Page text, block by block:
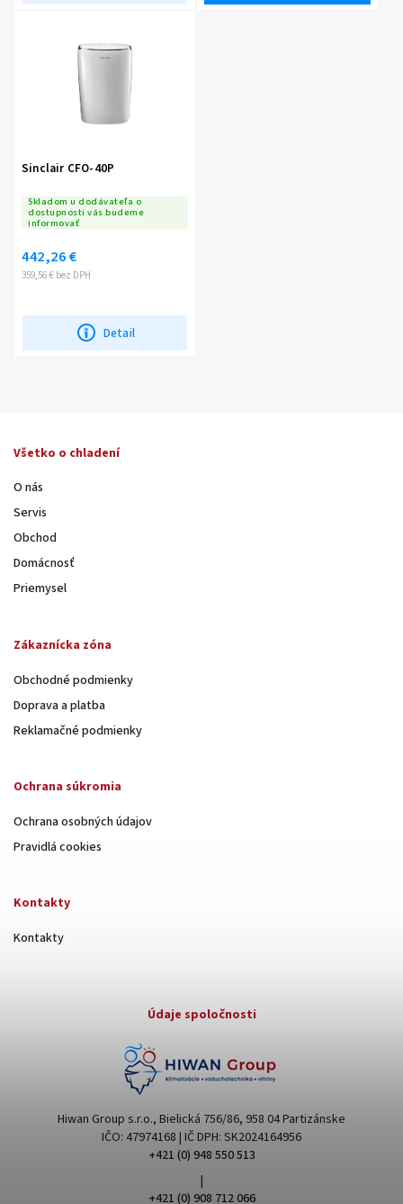
Sinclair CFO-40P
Skladom u dodávateľa o
dostupnosti vás budeme
informovať
359,56 € bez DPH
442,26 €
Detail
Všetko o chladení
O nás
Servis
Obchod
Domácnosť
Priemysel
Zákaznícka zóna
Obchodné podmienky
Doprava a platba
Reklamačné podmienky
Ochrana súkromia
Ochrana osobných údajov
Pravidlá cookies
Kontakty
Kontakty
Údaje spoločnosti
Hiwan Group s.r.o., Bielická 756/86, 958 04 Partizánske
IČO: 47974168 | IČ DPH: SK2024164956
+421 (0) 948 550 513
|
+421 (0) 908 712 066